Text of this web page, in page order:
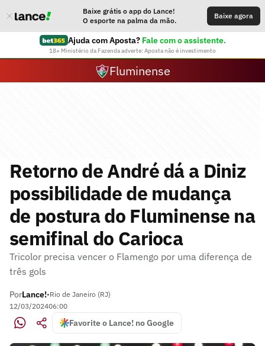
Baixe grátis o app do Lance!
O esporte na palma da mão.
Baixe agora
Ajuda com Aposta? Fale com o assistente.
18+ Ministério da Fazenda adverte: Aposta não é investimento
Fluminense
Retorno de André dá a Diniz
possibilidade de mudança
de postura do Fluminense na
semifinal do Carioca
Tricolor precisa vencer o Flamengo por uma diferença de
três gols
PorLance!•Rio de Janeiro (RJ)
12/03/202406:00
Favorite o Lance! no Google